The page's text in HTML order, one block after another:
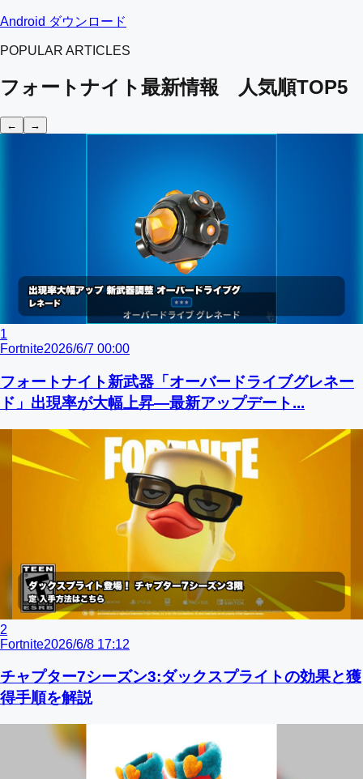
Android ダウンロード
POPULAR ARTICLES
フォートナイト最新情報 人気順TOP5
← →
1
Fortnite2026/6/7 00:00
フォートナイト新武器「オーバードライブグレネー
ド」出現率が大幅上昇—最新アップデート...
2
Fortnite2026/6/8 17:12
チャプター7シーズン3:ダックスプライトの効果と獲
得手順を解説